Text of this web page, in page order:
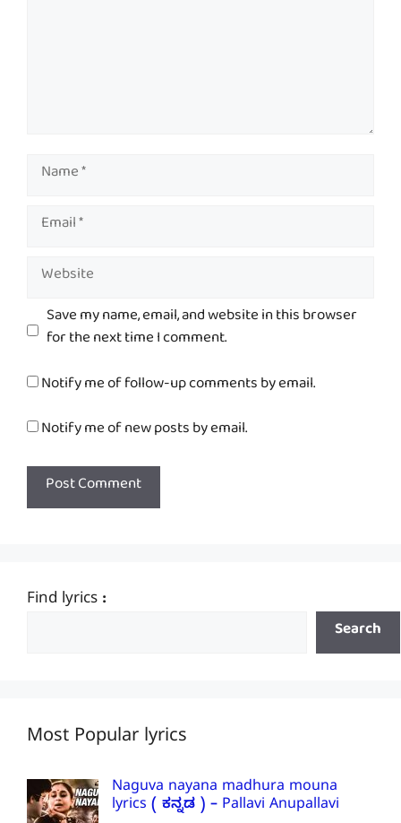
Name
Email
Website
Save my name, email, and website in this browser
for the next time I comment.
Notify me of follow-up comments by email.
Notify me of new posts by email.
Find lyrics :
Search
Most Popular lyrics
Naguva nayana madhura mouna
lyrics ( ಕನ್ನಡ ) – Pallavi Anupallavi